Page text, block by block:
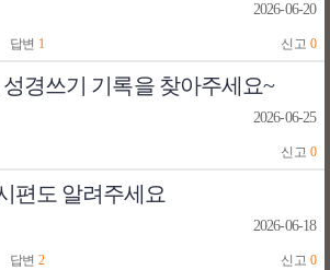
2026-06-20
답변 1 신고 0
성경쓰기 기록을 찾아주세요~
2026-06-25
신고 0
편도 알려주세요
2026-06-18
답변 2 신고 0